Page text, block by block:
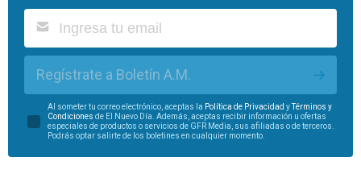
Regístrate a Boletín A.M.
Al someter tu correo electrónico, aceptas la Política de Privacidad y
Términos y
Condiciones de El Nuevo Día. Además, aceptas recibir información u ofertas
especiales de productos o servicios de GFR Media, sus afiliadas o de terceros.
Podrás optar salirte de los boletines en cualquier momento.